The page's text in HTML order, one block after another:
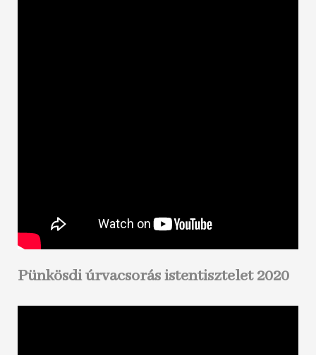
Pünkösdi úrvacsorás istentisztelet 2020